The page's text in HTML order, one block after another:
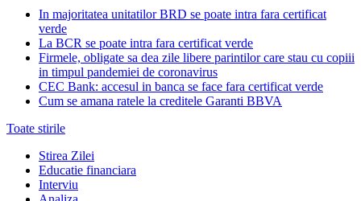
In majoritatea unitatilor BRD se poate intra fara certificat
verde
La BCR se poate intra fara certificat verde
Firmele, obligate sa dea zile libere parintilor care stau cu copiii
in timpul pandemiei de coronavirus
CEC Bank: accesul in banca se face fara certificat verde
Cum se amana ratele la creditele Garanti BBVA
Toate stirile
Stirea Zilei
Educatie financiara
Interviu